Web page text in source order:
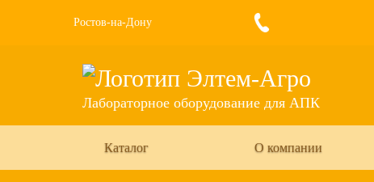
Ростов-на-Дону
Лабораторное оборудование для АПК
Каталог О компании